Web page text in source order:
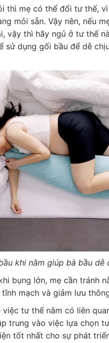
thì mẹ có thể đổi tư thế,
mỏi sẵn. Vậy nên, nếu
vậy thì hãy ngủ ở tư thế
sử dụng gối bầu để dễ
khi nằm giúp bà bầu dễ
bụng lớn, mẹ cần tránh
mạch và giảm lưu
việc tư thế nằm có liên
trung vào việc lựa chọn
tốt nhất cho sự phát